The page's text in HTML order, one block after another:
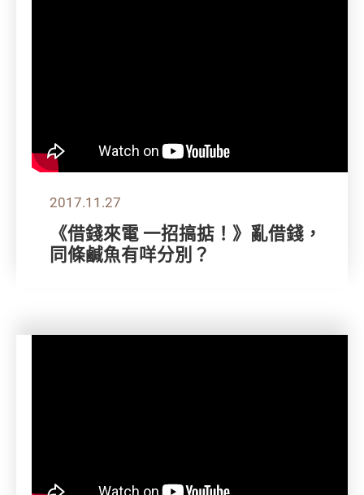
2017.11.27
《借錢來電 一招搞掂！》亂借錢，
同條鹹魚有咩分別？